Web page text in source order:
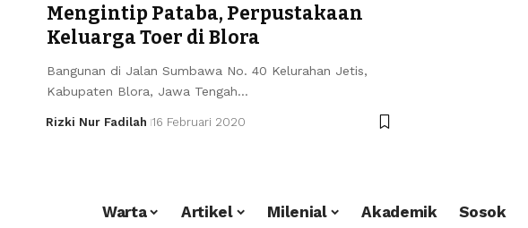
Mengintip Pataba, Perpustakaan
Keluarga Toer di Blora
Bangunan di Jalan Sumbawa No. 40 Kelurahan Jetis,
Kabupaten Blora, Jawa Tengah…
Rizki Nur Fadilah 16 Februari 2020
Warta Artikel Milenial Akademik Sosok